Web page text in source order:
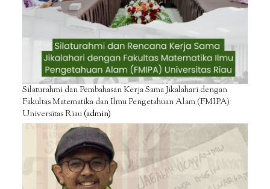
Silaturahmi dan Pembahasan Kerja Sama Jikalahari dengan
Fakultas Matematika dan Ilmu Pengetahuan Alam (FMIPA)
Universitas Riau(admin)